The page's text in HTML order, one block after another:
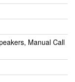
Manual Call